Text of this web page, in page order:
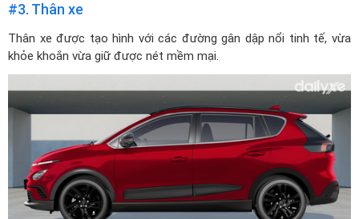
#3. Thân xe
Thân xe được tạo hình với các đường gân dập nổi tinh tế, vừa
khỏe khoắn vừa giữ được nét mềm mại.